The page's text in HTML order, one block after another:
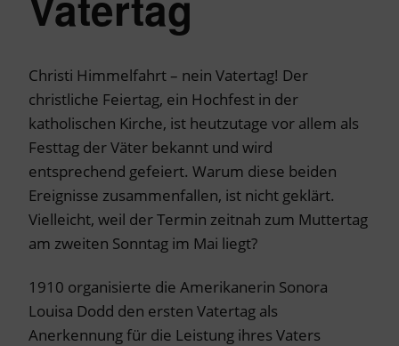
Christi Himmelfahrt – nein Vatertag! Der
christliche Feiertag, ein Hochfest in der
katholischen Kirche, ist heutzutage vor allem als
Festtag der Väter bekannt und wird
entsprechend gefeiert. Warum diese beiden
Ereignisse zusammenfallen, ist nicht geklärt.
Vielleicht, weil der Termin zeitnah zum Muttertag
am zweiten Sonntag im Mai liegt?
1910 organisierte die Amerikanerin Sonora
Louisa Dodd den ersten Vatertag als
Anerkennung für die Leistung ihres Vaters